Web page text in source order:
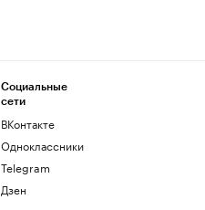
Социальные
сети
ВКонтакте
Одноклассники
Telegram
Дзен